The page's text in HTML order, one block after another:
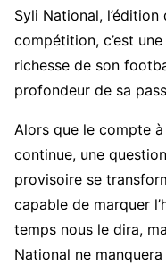
Syli National,
compétition, c’est
richesse de son
profondeur de sa
Alors que le compte
continue, une
provisoire se
capable de marquer
temps nous le dira,
National ne